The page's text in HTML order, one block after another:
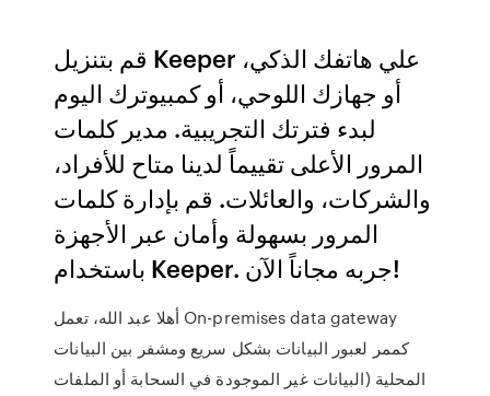
قم بتنزيل Keeper علي هاتفك الذكي،
أو جهازك اللوحي، أو كمبيوترك اليوم
لبدء فترتك التجريبية. مدير كلمات
المرور الأعلى تقييماً لدينا متاح للأفراد،
والشركات، والعائلات. قم بإدارة كلمات
المرور بسهولة وأمان عبر الأجهزة
باستخدام Keeper. جربه مجاناً الآن!
أهلا عبد الله، تعمل On-premises data gateway
كممر لعبور البيانات بشكل سريع ومشفر بين البيانات
المحلية (البيانات غير الموجودة في السحابة أو الملفات